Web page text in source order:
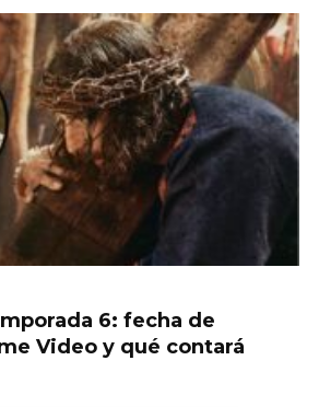
6: fecha de
Video y qué contará